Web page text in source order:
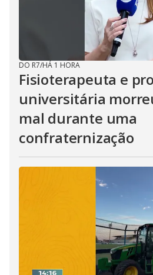
DO R7/HÁ 1 HORA
Fisioterapeuta e
universitária
mal durante uma
confraternização